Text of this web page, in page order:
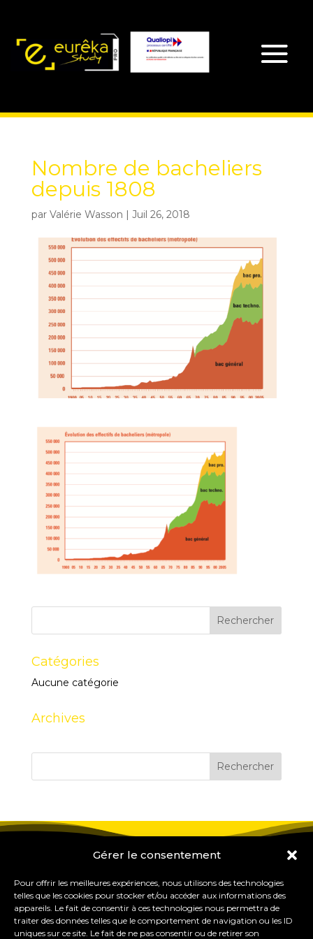
Gérer le consentement
Pour offrir les meilleures expériences, nous utilisons des technologies
telles que les cookies pour stocker et/ou accéder aux informations des
appareils. Le fait de consentir à ces technologies nous permettra de
traiter des données telles que le comportement de navigation ou les ID
uniques sur ce site. Le fait de ne pas consentir ou de retirer son
Nombre de bacheliers
depuis 1808
par Valérie Wasson | Juil 26, 2018
Catégories
Aucune catégorie
Archives